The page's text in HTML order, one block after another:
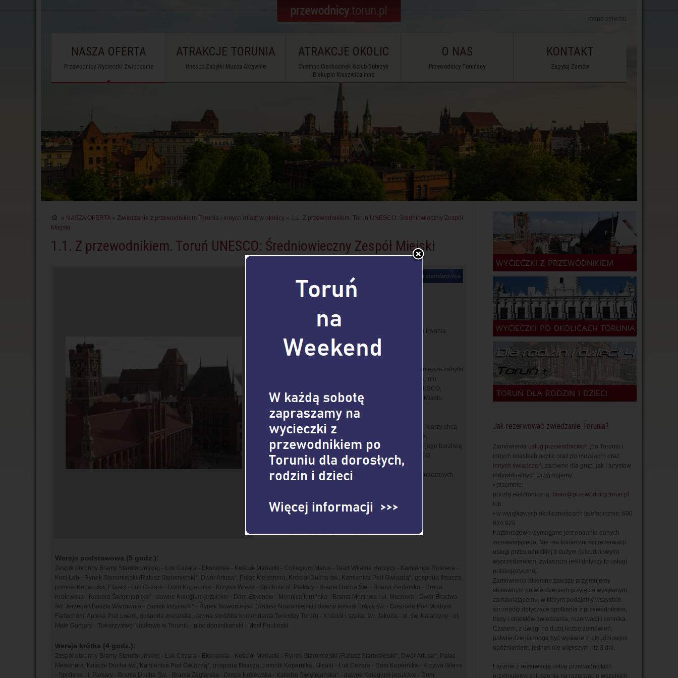
mapa serwisu
NASZA OFERTA
Przewodnicy Wycieczki Zwiedzanie
ATRAKCJE TORUNIA
Unesco Zabytki Muzea Aktywnie
ATRAKCJE OKOLIC
Chełmno Ciechocinek Golub-Dobrzyń
Biskupin Kruszwica inne
O NAS
Przewodnicy Toruńscy
KONTAKT
Zapytaj Zamów
Jak rezerwować zwiedzanie Torunia?
Zamówienia usług przewodnickich (po Toruniu i
innych miastach okolic oraz po muzeach) oraz
innych świadczeń, zarówno dla grup, jak i turystów
indywidualnych przyjmujemy:
• pisemnie:
pocztą elektroniczną: biuro@przewodnicy.torun.pl
lub:
• w wyjątkowych okolicznościach telefonicznie: 600
824 929
Każdorazowo wymagane jest podanie danych
zamawiającego. Nie ma konieczności rezerwacji
usługi przewodnickiej z dużym (kilkudniowym)
wyprzedzeniem, zwłaszcza jeśli dotyczy to usługi
polskojęzycznej.
Zamówienia pisemne zawsze przyjmujemy
stosownym potwierdzeniem przyjęcia wysyłanym
zamawiającemu, w którym podajemy wszystkie
szczegóły dotyczące spotkania z przewodnikiem,
trasy i obiektów zwiedzania, rezerwacji i cennika.
Czasem, z uwagi na dużą liczbę zamówień,
potwierdzenia mogą być wysłane z kilkudniowym
opóźnieniem, jednak nie większym niż 3 dni.
Łącznie z rezerwacją usług przewodnickich
przyjmujemy zgłoszenia na rezerwację wszelkich
» NASZA OFERTA» Zwiedzanie z przewodnikiem Torunia i innych miast w okolicy » 1.1. Z przewodnikiem. Toruń UNESCO: Średniowieczny Zespół
Miejski
1.1. Z przewodnikiem. Toruń UNESCO: Średniowieczny Zespół Miejski
- wersja A - podstawowa: 5 godz.
- wersja B - krótka: 4 godz.
♦ Cena: zależy od liczby osób w grupie oraz wyboru czasu trwania
wycieczki>>>
♦ Warunki rezerwacji>>>
♦ Wycieczka z przewodnikiem obejmuje wszystkie najważniejsze zabytki
Torunia, tj. cały obszar toruńskiego Średniowiecznego Zespołu
Miejskiego wpisany na Listę Światowego Dziedzictwa UNESCO,
składający się z historycznych części: Stare Miasto, Nowe Miasto,
Zwiedzanie tą trasą jest przeznaczone dla tych wszystkich, którzy chcą
poznać najważniejsze informacje, zobaczyć najważniejsze,
najcenniejsze i najsłynniejsze zabytki Torunia, związane z jego burzliwą
historią i uznane za Światowe Dziedzictwo Kultury UNESCO.
♦ Dodatkowe wejścia płatne do zwiedzanych obiektów (oznaczonych
♦ Przerwa obiadowa lub kawowa na życzenie.
♦ Dodatkowo wybierz>>>
♦ Zobacz propozycje programów pobytu w Toruniu>>>
Wersja podstawowa (5 godz.):
Zespół obronny Bramy Starotoruńskiej - Łuk Cezara - Ekonomia - Kościół Mariacki - Collegium Maius - Teatr Wilama Horzycy - Kamienice Rösnera -
Koci Łeb - Rynek Staromiejski (Ratusz Staromiejski*, Dwór Artusa*, Pałac Meissnera, Kościół Ducha św., Kamienica Pod Gwiazdą*, gospoda flisacza,
pomnik Kopernika, Flisak) - Łuk Cezara - Dom Kopernika - Krzywa Wieża - Spichrze ul. Piekary - Brama Ducha Św. - Brama Żeglarska - Droga
Królewska - Katedra Świętojańska* - dawne Kolegium jezuickie - Dom Eskenów - Mennica toruńska - Brama Mostowa i ul. Mostowa - Dwór Bractwa
św. Jerzego i Baszta Wartownia - Zamek krzyżacki* - Rynek Nowomiejski (Ratusz Nowomiejski i dawny kościół Trójcy św. - Gospoda Pod Modrym
Fartuchem, Apteka Pod Lwem, gospoda murarska, dawna siedziba komendanta Twierdzy Toruń) - Kościół i szpital św. Jakuba - ul. św. Katarzyny - ul.
Małe Garbary - Towarzystwo Naukowe w Toruniu - plac dominikański - Most Pauliński
Wersja krótka (4 godz.):
Zespół obronny Bramy Starotoruńskiej - Łuk Cezara - Ekonomia - Kościół Mariacki - Rynek Staromiejski (Ratusz Staromiejski*, Dwór Artusa*, Pałac
Meissnera, Kościół Ducha św., Kamienica Pod Gwiazdą*, gospoda flisacza, pomnik Kopernika, Flisak) - Łuk Cezara - Dom Kopernika - Krzywa Wieża
- Spichrze ul. Piekary - Brama Ducha Św. - Brama Żeglarska - Droga Królewska - Katedra Świętojańska* - dawne Kolegium jezuickie - Dom